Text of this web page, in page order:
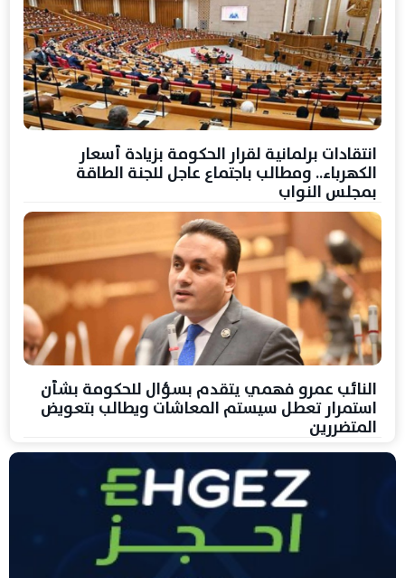
انتقادات برلمانية لقرار الحكومة بزيادة أسعار
الكهرباء.. ومطالب باجتماع عاجل للجنة الطاقة
بمجلس النواب
النائب عمرو فهمي يتقدم بسؤال للحكومة بشأن
استمرار تعطل سيستم المعاشات ويطالب بتعويض
المتضررين